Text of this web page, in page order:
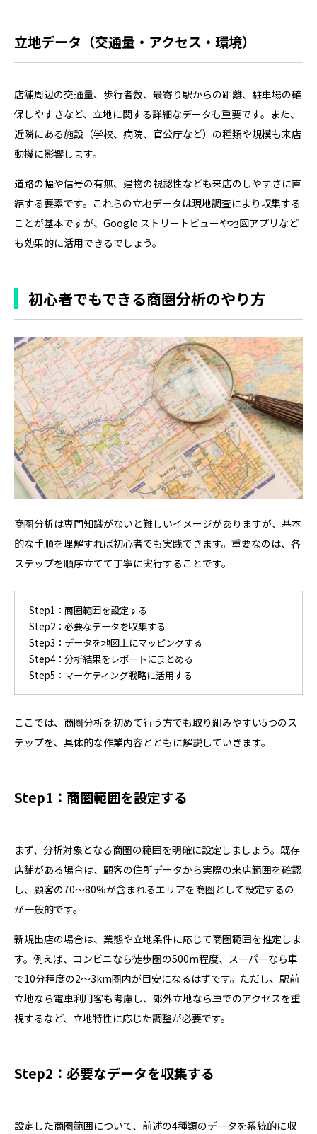
立地データ（交通量・アクセス・環境）
店舗周辺の交通量、歩行者数、最寄り駅からの距離、駐車場の確
保しやすさなど、立地に関する詳細なデータも重要です。また、
近隣にある施設（学校、病院、官公庁など）の種類や規模も来店
動機に影響します。
道路の幅や信号の有無、建物の視認性なども来店のしやすさに直
結する要素です。これらの立地データは現地調査により収集する
ことが基本ですが、Google ストリートビューや地図アプリなど
も効果的に活用できるでしょう。
初心者でもできる商圏分析のやり方
商圏分析は専門知識がないと難しいイメージがありますが、基本
的な手順を理解すれば初心者でも実践できます。重要なのは、各
ステップを順序立てて丁寧に実行することです。
Step1：商圏範囲を設定する
Step2：必要なデータを収集する
Step3：データを地図上にマッピングする
Step4：分析結果をレポートにまとめる
Step5：マーケティング戦略に活用する
ここでは、商圏分析を初めて行う方でも取り組みやすい5つのス
テップを、具体的な作業内容とともに解説していきます。
Step1：商圏範囲を設定する
まず、分析対象となる商圏の範囲を明確に設定しましょう。既存
店舗がある場合は、顧客の住所データから実際の来店範囲を確認
し、顧客の70〜80%が含まれるエリアを商圏として設定するの
が一般的です。
新規出店の場合は、業態や立地条件に応じて商圏範囲を推定しま
す。例えば、コンビニなら徒歩圏の500m程度、スーパーなら車
で10分程度の2〜3km圏内が目安になるはずです。ただし、駅前
立地なら電車利用客も考慮し、郊外立地なら車でのアクセスを重
視するなど、立地特性に応じた調整が必要です。
Step2：必要なデータを収集する
設定した商圏範囲について、前述の4種類のデータを系統的に収